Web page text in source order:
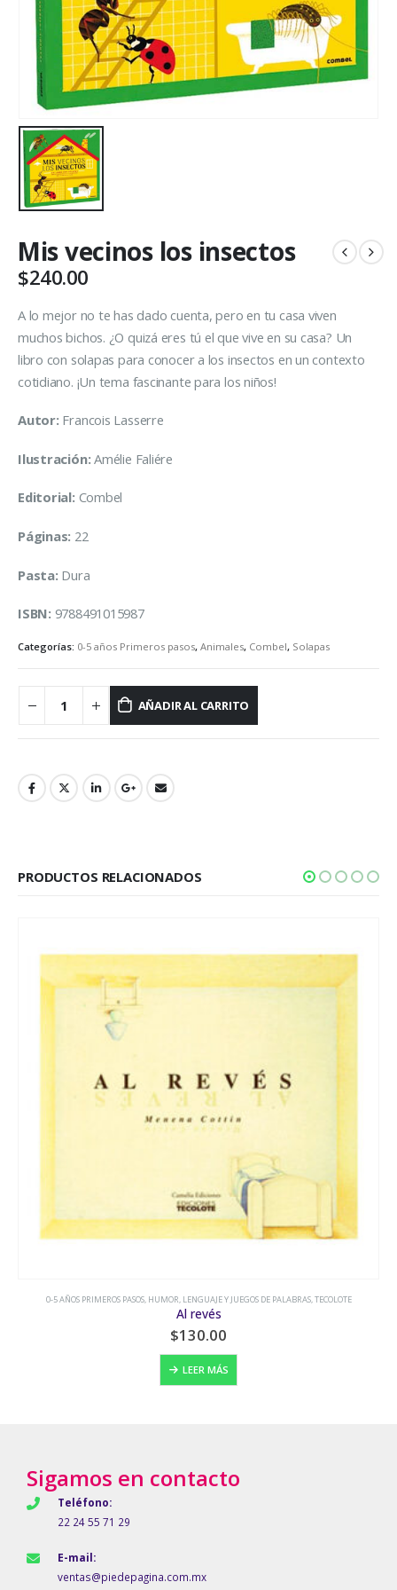
Mis vecinos los insectos
$240.00
A lo mejor no te has dado cuenta, pero en tu casa viven
muchos bichos. ¿O quizá eres tú el que vive en su casa? Un
libro con solapas para conocer a los insectos en un contexto
cotidiano. ¡Un tema fascinante para los niños!
Autor: Francois Lasserre
Ilustración:Amélie Faliére
Editorial: Combel
Páginas: 22
Pasta: Dura
ISBN: 9788491015987
Categorías: 0-5 años Primeros pasos, Animales, Combel, Solapas
AÑADIR AL CARRITO
PRODUCTOS RELACIONADOS
PRIMEROS PASOS,HUMOR, LENGUAJE Y JUEGOS DE PALABRAS,TECOLOTE
Sigamos en contacto
Teléfono:
22 24 55 71 29
E-mail:
ventas@piedepagina.com.mx